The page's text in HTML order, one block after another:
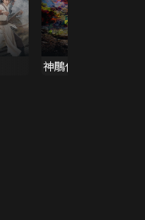
神鵰俠侶 (2006)